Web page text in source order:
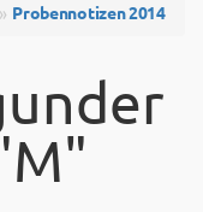
Probennotizen 2014